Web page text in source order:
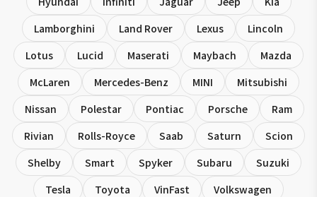
Lamborghini
Land Rover Lexus
Lincoln
Lotus
Lucid Maserati Maybach
Mazda
McLaren
Mercedes-Benz MINI
Mitsubishi
Nissan
Polestar Pontiac Porsche
Ram
Rivian
Rolls-Royce Saab Saturn
Scion
Shelby
Smart Spyker Subaru
Suzuki
Tesla
Toyota VinFast
Volkswagen